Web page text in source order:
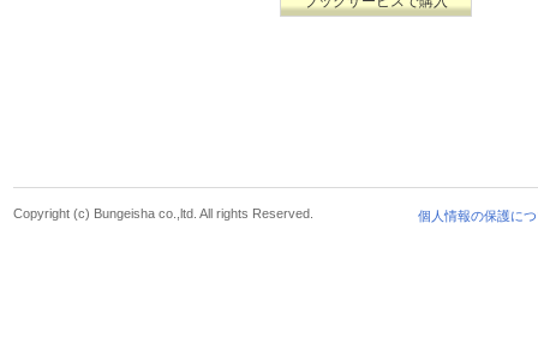
個人情報の保護に
Copyright (c) Bungeisha co.,ltd. All rights Reserved.